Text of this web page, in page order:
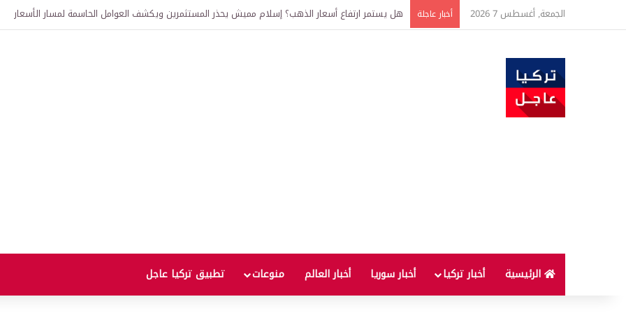
الجمعة, أغسطس 7 2026 أخبار عاجلة هل يستمر ارتفاع أسعار الذهب؟ إسلام مميش يحذر المستثمرين ويكشف العوامل الحاسمة لمسار الأسعار
الرئيسية أخبار تركيا أخبار سوريا أخبار العالم منوعات تطبيق تركيا عاجل